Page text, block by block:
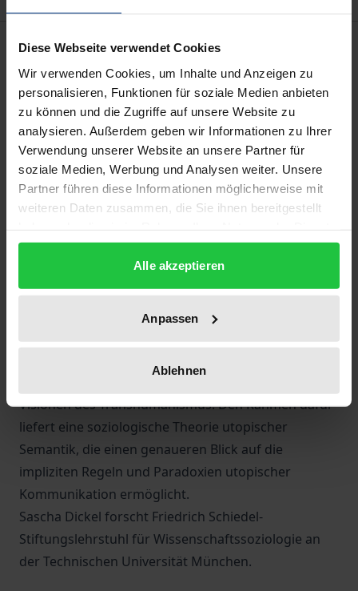
Diese Webseite verwendet Cookies
Wir verwenden Cookies, um Inhalte und Anzeigen zu
personalisieren, Funktionen für soziale Medien anbieten
zu können und die Zugriffe auf unsere Website zu
analysieren. Außerdem geben wir Informationen zu Ihrer
Verwendung unserer Website an unsere Partner für
soziale Medien, Werbung und Analysen weiter. Unsere
Partner führen diese Informationen möglicherweise mit
weiteren Daten zusammen, die Sie ihnen bereitgestellt
gesammelt haben.
Alle akzeptieren
Anpassen
Ablehnen
Beschreibung
Technologische Visionen einer Verbesserung des
Erbguts, der Optimierung von Geist und Körper und
der Abschaffung des Alterns werden in diesem Buch
als utopische Großerzählungen in neuem Gewand
rekonstruiert. Diese Utopien der biotechnischen
Konstruktion eines Neuen Menschen verweisen
in der Moderne. An die Stelle einer Transformation
der Gesellschaft ist die Transformation des Körpers
getreten, die Hoffnung auf „Human Enhancement“.
Mittels hermeneutischer Textanalysen werden
Visionen des Transhumanismus. Den Rahmen dafür
liefert eine soziologische Theorie utopischer
Semantik, die einen genaueren Blick auf die
impliziten Regeln und Paradoxien utopischer
Kommunikation ermöglicht.
Sascha Dickel forscht Friedrich Schiedel-
Stiftungslehrstuhl für Wissenschaftssoziologie an
der Technischen Universität München.